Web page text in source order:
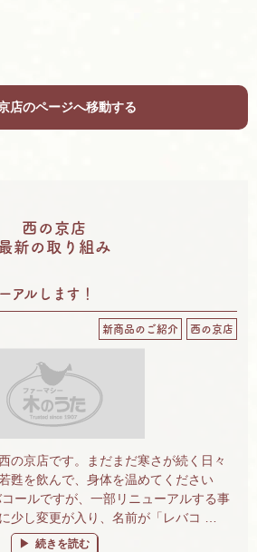
店のページへ移動する
西の京店
新の取り組み
アルします！
新商品のご紹介 西の京店
の京店です。まだまだ寒さが続く日々
甦を飲んで、身体を温めてください
ールですが、一部リニューアルする事
少し変更が入り、名前が「レバコ …
“レバコールがリニューアルします！” の
続きを読む